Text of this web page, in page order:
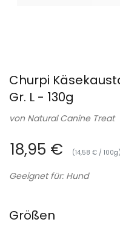
Churpi
Gr. L - 130g
von Natural Canine Treat
18,95 € (14,58 € / 100g)
Geeignet für: Hund
Größen